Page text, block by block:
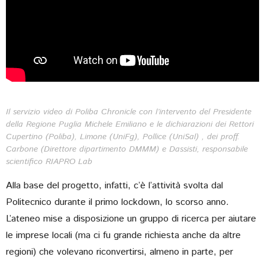
Play
-06:56
Mute Settings
Il servizio video di Poliba Chronicle con l’intervento del Presidente
della Regione Puglia Michele Emiliano e le dichiarazioni dei Rettori
Cupertino (Poliba), Limone (UniFg), Pollice (UniSal) , dei proff.
Carbone (Direttore dipartimento DMMM) e Dassisti, responsabile
scientifico RIAPRO Lab
Alla base del progetto, infatti, c’è l’attività svolta dal
Politecnico durante il primo lockdown, lo scorso anno.
L’ateneo mise a disposizione un gruppo di ricerca per aiutare
le imprese locali (ma ci fu grande richiesta anche da altre
regioni) che volevano riconvertirsi, almeno in parte, per